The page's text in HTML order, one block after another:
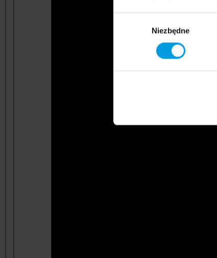
Niezbędne